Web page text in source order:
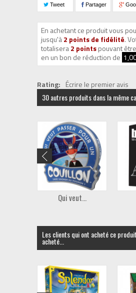
Tweet Partager
En achetant ce produit vous
jusqu'à2 points de fidélité.
totalisera2 pointspouvant
en un bon de réduction de
Rating: Écrire le premier avis
30 autres produits dans la même
Qui veut...
Les clients qui ont acheté ce
acheté...